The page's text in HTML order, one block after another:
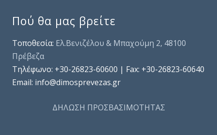
Πού θα μας βρείτε
Τοποθεσία: Ελ.Βενιζέλου & Μπαχούμη 2, 48100
Πρέβεζα
Τηλέφωνo: +30-26823-60600 | Fax: +30-26823-60640
Email: info@dimosprevezas.gr
ΔΗΛΩΣΗ ΠΡΟΣΒΑΣΙΜΟΤΗΤΑΣ